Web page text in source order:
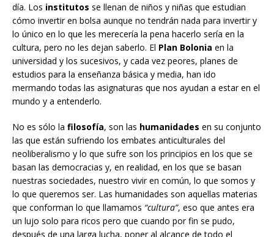
día. Los institutos se llenan de niños y niñas que estudian
cómo invertir en bolsa aunque no tendrán nada para invertir y
lo único en lo que les merecería la pena hacerlo sería en la
cultura, pero no les dejan saberlo. El Plan Bolonia en la
universidad y los sucesivos, y cada vez peores, planes de
estudios para la enseñanza básica y media, han ido
mermando todas las asignaturas que nos ayudan a estar en el
mundo y a entenderlo.
No es sólo la filosofía, son las humanidades en su conjunto
las que están sufriendo los embates anticulturales del
neoliberalismo y lo que sufre son los principios en los que se
basan las democracias y, en realidad, en los que se basan
nuestras sociedades, nuestro vivir en común, lo que somos y
lo que queremos ser. Las humanidades son aquellas materias
que conforman lo que llamamos “cultura”, eso que antes era
un lujo solo para ricos pero que cuando por fin se pudo,
después de una larga lucha, poner al alcance de todo el